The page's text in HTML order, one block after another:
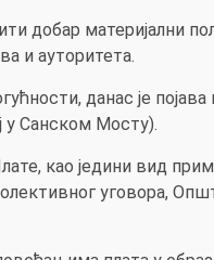
добар материјални
и ауторитета.
данас је
у Санском Мосту).
као једини вид
уговора,